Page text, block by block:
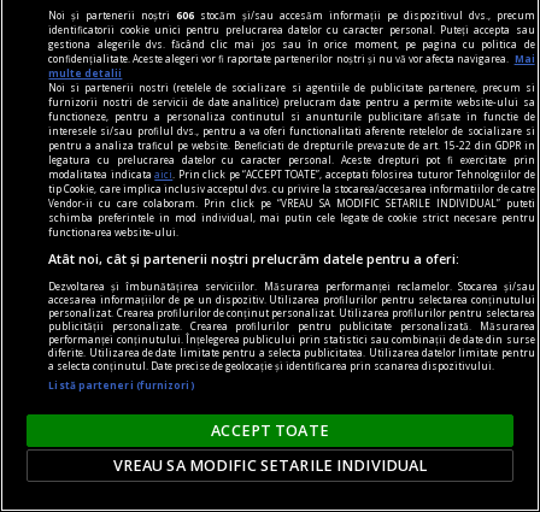
publicitate
De unde vine expresia „Zarurile au fost
aruncate"?
„Să înceapă jocul!”.
Noi și partenerii noștri606 stocăm și/sau accesăm informații pe dispozitivul dvs., precum
identificatorii cookie unici pentru prelucrarea datelor cu caracter personal. Puteți accepta sau
gestiona alegerile dvs. făcând clic mai jos sau în orice moment, pe pagina cu politica de
confidențialitate. Aceste alegeri vor fi raportate partenerilor noștri și nu vă vor afecta navigarea.
Mai
multe detalii
Noi si partenerii nostri (retelele de socializare si agentiile de publicitate partenere, precum si
furnizorii nostri de servicii de date analitice) prelucram date pentru a permite website-ului sa
functioneze, pentru a personaliza continutul si anunturile publicitare afisate in functie de
interesele si/sau profilul dvs., pentru a va oferi functionalitati aferente retelelor de socializare si
pentru a analiza traficul pe website. Beneficiati de drepturile prevazute de art. 15-22 din GDPR in
legatura cu prelucrarea datelor cu caracter personal. Aceste drepturi pot fi exercitate prin
modalitatea indicataaici
. Prin click pe “ACCEPT TOATE”, acceptati folosirea tuturor Tehnologiilor de
tip Cookie, care implica inclusiv acceptul dvs. cu privire la stocarea/accesarea informatiilor de catre
Vendor-ii cu care colaboram. Prin click pe “VREAU SA MODIFIC SETARILE INDIVIDUAL” puteti
schimba preferintele in mod individual, mai putin cele legate de cookie strict necesare pentru
functionarea website-ului.
Atât noi, cât și partenerii noștri prelucrăm datele pentru a oferi:
Dezvoltarea și îmbunătățirea serviciilor. Măsurarea performanței reclamelor. Stocarea și/sau
accesarea informațiilor de pe un dispozitiv. Utilizarea profilurilor pentru selectarea conținutului
personalizat. Crearea profilurilor de conținut personalizat. Utilizarea profilurilor pentru selectarea
publicității personalizate. Crearea profilurilor pentru publicitate personalizată. Măsurarea
performanței conținutului. Înțelegerea publicului prin statistici sau combinații de date din surse
diferite. Utilizarea de date limitate pentru a selecta publicitatea. Utilizarea datelor limitate pentru
a selecta conținutul. Date precise de geolocație și identificarea prin scanarea dispozitivului.
Listă parteneri (furnizori)
ACCEPT TOATE
VREAU SA MODIFIC SETARILE INDIVIDUAL